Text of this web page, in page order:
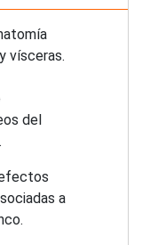
vísceras.
del
a